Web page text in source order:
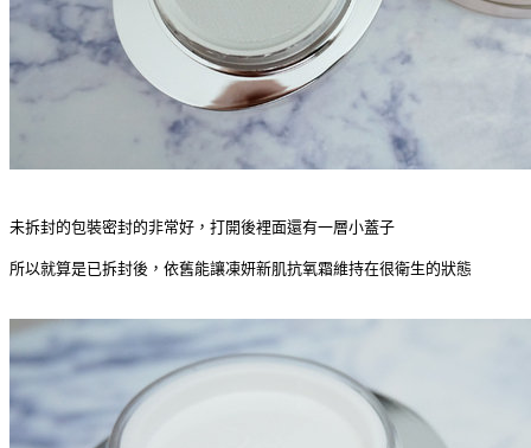
未拆封的包裝密封的非常好，打開後裡面還有一層小蓋子
所以就算是已拆封後，依舊能讓凍妍新肌抗氧霜維持在很衛生的狀態